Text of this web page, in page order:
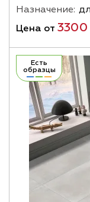
Назначение:
Цена от 3300
Есть
образцы